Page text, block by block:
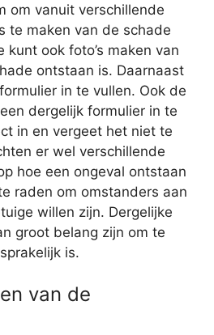
om vanuit verschillende
te maken van de schade
kunt ook foto’s maken van
ontstaan is. Daarnaast
in te vullen. Ook de
dergelijk formulier in te
in en vergeet het niet te
er wel verschillende
hoe een ongeval ontstaan
raden om omstanders aan
willen zijn. Dergelijke
groot belang zijn om te
is.
van de